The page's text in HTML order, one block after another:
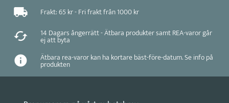
Frakt: 65 kr - Fri frakt från 1000 kr
14 Dagars ångerrätt - Ätbara produkter samt REA-varor går
ej att byta
Ätbara rea-varor kan ha kortare bäst-före-datum. Se info på
produkten